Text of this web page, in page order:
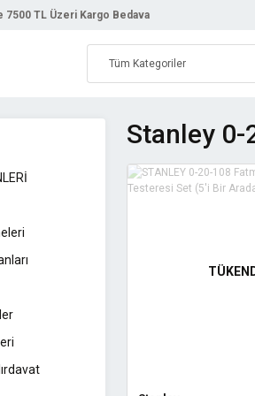
7500 TL Üzeri Kargo Bedava
Stanley 0-